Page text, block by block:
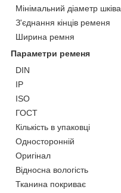
Мінімальний діаметр шківа
З'єднання кінців ременя
Ширина ремня
Параметри ременя
DIN
IP
ISO
ГОСТ
Кількість в упаковці
Односторонній
Оригінал
Відносна вологість
Тканина покриває